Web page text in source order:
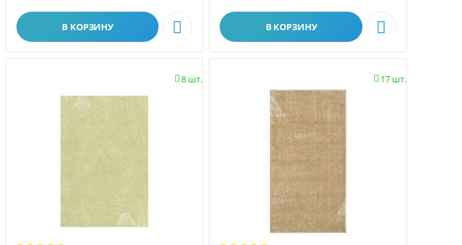
В КОРЗИНУ  В КОРЗИНУ 
8 шт.
 17 шт.
